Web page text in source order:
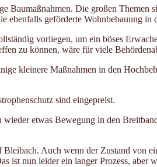
Die großen Themen
ebenfalls geförderte Wohnbebauung in
vorliegen, um ein böses
zu können, wäre für viele
kleinere Maßnahmen in den
sind eingepreist.
etwas Bewegung in den
Auch wenn der Zustand von
ist nun leider ein langer Prozess,